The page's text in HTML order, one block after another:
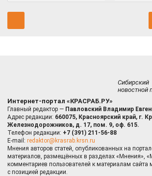
Сибирский
новостной
Интернет-портал «КРАСРАБ.РУ»
Главный редактор — Павловский Владимир
Адрес редакции: 660075, Красноярский край, г.
Железнодорожников, д. 17, пом. 9, оф. 615.
Телефон редакции: +7 (391) 211-56-88
E-mail: redaktor@krasrab.krsn.ru
Мнения авторов статей, опубликованных на
материалов, размещённых в разделах «Мнения»,
комментариев пользователей к материалам сайта
с позицией редакции.